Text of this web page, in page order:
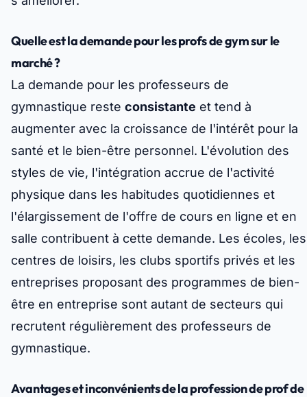
Quelle est la demande pour les profs de gym sur le
marché ?
La demande pour les professeurs de
gymnastique reste consistante et tend à
augmenter avec la croissance de l'intérêt pour la
santé et le bien-être personnel. L'évolution des
styles de vie, l'intégration accrue de l'activité
physique dans les habitudes quotidiennes et
l'élargissement de l'offre de cours en ligne et en
salle contribuent à cette demande. Les écoles, les
centres de loisirs, les clubs sportifs privés et les
entreprises proposant des programmes de bien-
être en entreprise sont autant de secteurs qui
recrutent régulièrement des professeurs de
gymnastique.
Avantages et inconvénients de la profession de prof de